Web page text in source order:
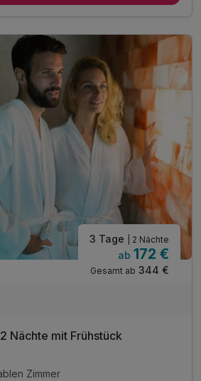
Spa (2.700 qm)
Saunen
&Nordic Walking Stöcke
3 Tage | 2 Nächte
ab 172 €
Gesamt ab 344 €
Nächte mit Frühstück
Zimmer